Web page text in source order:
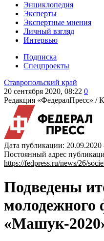
Энциклопедия
Эксперты
Экспертные мнения
Личный взгляд
Интервью
Подписка
Спецпроекты
Ставропольский край
20 сентября 2020, 08:22 0
Редакция «ФедералПресс» /
Дата публикации: 20.09.2020
Постоянный адрес
https://fedpress.ru/news/26/
Подведены
молодежного
«Машук-